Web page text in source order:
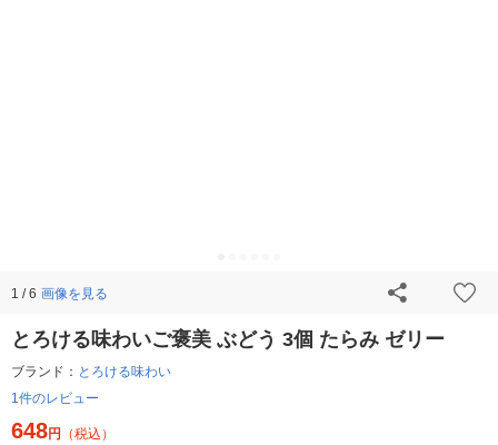
1 / 6 画像を見る
とろける味わいご褒美 ぶどう 3個 たらみ ゼリー
ブランド： とろける味わい
1件のレビュー
648円
（税込）